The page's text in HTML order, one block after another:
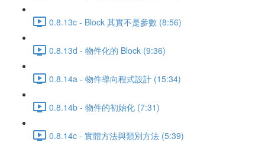
0.8.13c - Block 其實不是參數 (8:56)
0.8.13d - 物件化的 Block (9:36)
0.8.14a - 物件導向程式設計 (15:34)
0.8.14b - 物件的初始化 (7:31)
0.8.14c - 實體方法與類別方法 (5:39)